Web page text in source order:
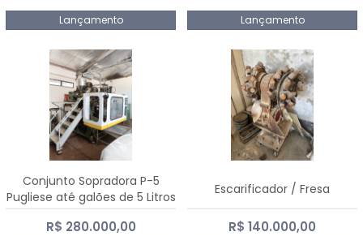
Lançamento Lançamento
Conjunto Sopradora P-5
Pugliese até galões de 5 Litros
R$ 280.000,00
Escarificador / Fresa
R$ 140.000,00